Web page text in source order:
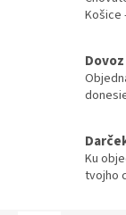
Košice
Ku
tvojho